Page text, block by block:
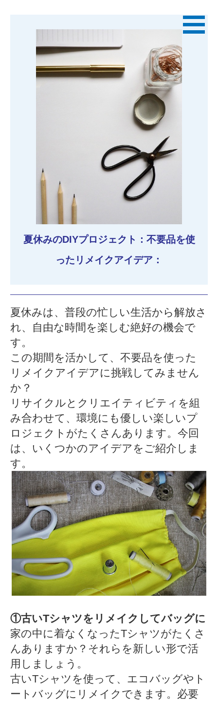
夏休みのDIYプロジェクト：不要品を使
ったリメイクアイデア：
夏休みは、普段の忙しい生活から解放さ
れ、自由な時間を楽しむ絶好の機会で
す。
この期間を活かして、不要品を使った
リメイクアイデアに挑戦してみません
か？
リサイクルとクリエイティビティを組
み合わせて、環境にも優しい楽しいプ
ロジェクトがたくさんあります。今回
は、いくつかのアイデアをご紹介しま
す。
①古いTシャツをリメイクしてバッグに
家の中に着なくなったTシャツがたくさ
んありますか？それらを新しい形で活
用しましょう。
古いTシャツを使って、エコバッグやト
ートバッグにリメイクできます。必要